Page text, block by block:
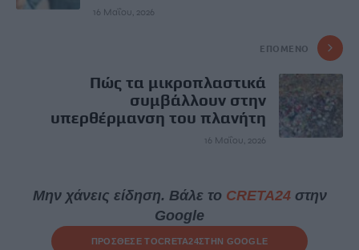
16 Μαΐου, 2026
ΕΠΌΜΕΝΟ
Πώς τα μικροπλαστικά
συμβάλλουν στην
υπερθέρμανση του πλανήτη
16 Μαΐου, 2026
Μην χάνεις είδηση. Βάλε το CRETA24στην
Google
ΠΡΟΣΘΕΣΕ ΤΟCRETA24ΣΤΗΝ GOOGLE